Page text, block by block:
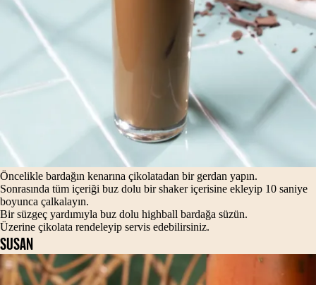
Öncelikle bardağın kenarına çikolatadan bir gerdan yapın.
Sonrasında tüm içeriği buz dolu bir shaker içerisine ekleyip 10 saniye
boyunca çalkalayın.
Bir süzgeç yardımıyla buz dolu highball bardağa süzün.
Üzerine çikolata rendeleyip servis edebilirsiniz.
SUSAN